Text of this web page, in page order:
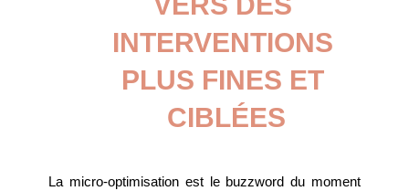
INTERVENTIONS
PLUS FINES ET
CIBLÉES
La micro-optimisation est le buzzword du moment